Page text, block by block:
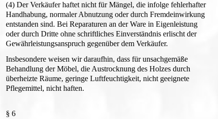
(4) Der Verkäufer haftet nicht für Mängel, die infolge fehlerhafter
Handhabung, normaler Abnutzung oder durch Fremdeinwirkung
entstanden sind. Bei Reparaturen an der Ware in Eigenleistung
oder durch Dritte ohne schriftliches Einverständnis erlischt der
Gewährleistungsanspruch gegenüber dem Verkäufer.
Insbesondere weisen wir daraufhin, dass für unsachgemäße
Behandlung der Möbel, die Austrocknung des Holzes durch
überheizte Räume, geringe Luftfeuchtigkeit, nicht geeignete
Pflegemittel, nicht haften.
§ 6